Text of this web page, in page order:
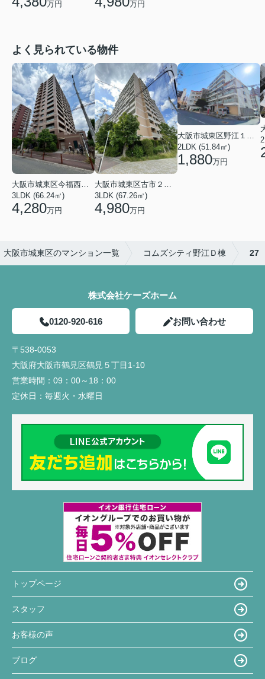
万円 万円
よく見られている物件
3LDK (66.24㎡)
4,280万円
大阪市城東区古市２丁目
3LDK (67.26㎡)
4,980万円
大阪市城東区野江１丁目
2LDK (51.84㎡)
1,880万円
大阪市城東区のマンション一覧 コムズシティ野江Ｄ棟 27
株式会社ケーズホーム
0120-920-616 お問い合わせ
〒538-0053
大阪府大阪市鶴見区鶴見５丁目1-10
営業時間： 09：00～18：00
定休日： 毎週火・水曜日
トップページ
スタッフ
お客様の声
ブログ